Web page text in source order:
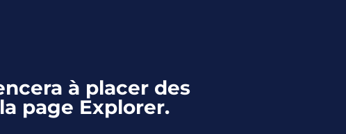
à placer des
page Explorer.